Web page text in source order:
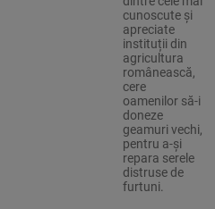
cunoscute și
apreciate
instituții din
agricultura
românească,
cere
oamenilor să-i
doneze
geamuri vechi,
pentru a-și
repara serele
distruse de
furtuni.